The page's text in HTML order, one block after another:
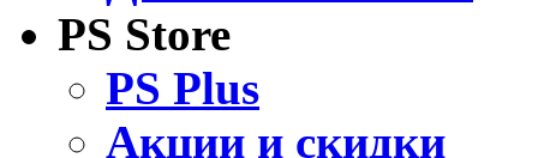
PS Store
PS Plus
Акции и скидки